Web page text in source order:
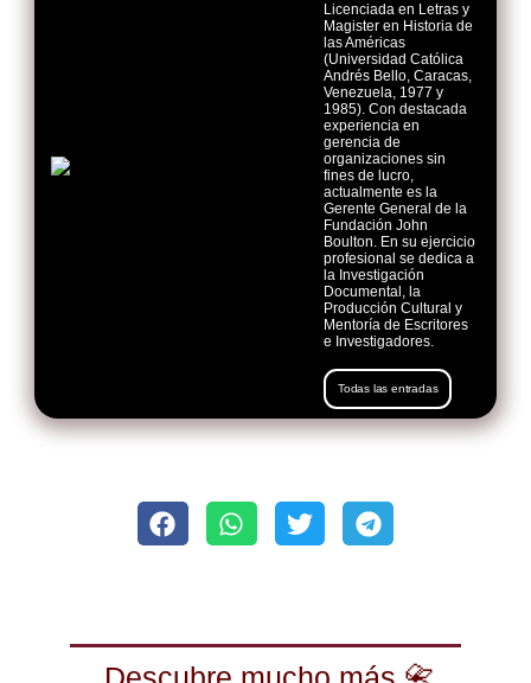
Licenciada en Letras y
Magister en Historia de
las Américas
(Universidad Católica
Andrés Bello, Caracas,
Venezuela, 1977 y
1985). Con destacada
experiencia en
gerencia de
organizaciones sin
fines de lucro,
actualmente es la
Gerente General de la
Fundación John
Boulton. En su ejercicio
profesional se dedica a
la Investigación
Documental, la
Producción Cultural y
Mentoría de Escritores
e Investigadores.
Todas las entradas